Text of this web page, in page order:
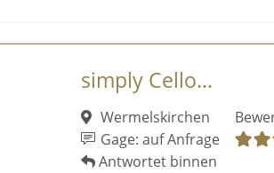
simply Cello...
Wermelskirchen
Gage: auf Anfrage
Antwortet binnen